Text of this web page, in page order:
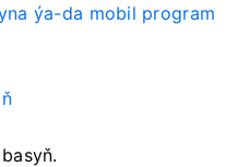
ýa-da mobil program